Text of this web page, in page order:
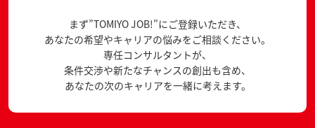
まず”TOMIYO JOB!”にご登録いただき、
あなたの希望やキャリアの悩みをご相談ください。
専任コンサルタントが、
条件交渉や新たなチャンスの創出も含め、
あなたの次のキャリアを一緒に考えます。